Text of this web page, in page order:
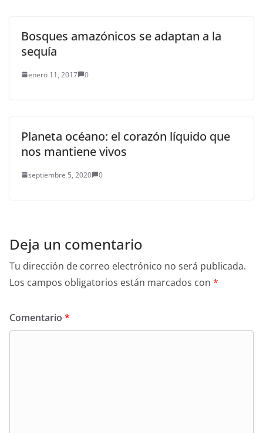
Bosques amazónicos se adaptan a la
sequía
enero 11, 2017 0
Planeta océano: el corazón líquido que
nos mantiene vivos
septiembre 5, 2020 0
Deja un comentario
Tu dirección de correo electrónico no será publicada.
Los campos obligatorios están marcados con *
Comentario *